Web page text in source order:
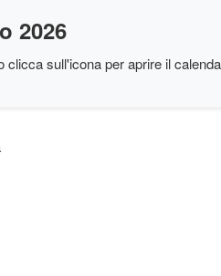
2026
clicca sull'icona per aprire il